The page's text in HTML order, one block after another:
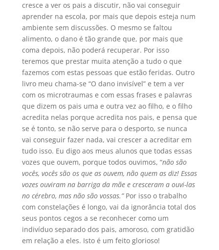
cresce a ver os pais a discutir, não vai conseguir
aprender na escola, por mais que depois esteja num
ambiente sem discussões. O mesmo se faltou
alimento, o dano é tão grande que, por mais que
coma depois, não poderá recuperar. Por isso
teremos que prestar muita atenção a tudo o que
fazemos com estas pessoas que estão feridas. Outro
livro meu chama-se “O dano invisível” e tem a ver
com os microtraumas e com essas frases e palavras
que dizem os pais uma e outra vez ao filho, e o filho
acredita nelas porque acredita nos pais, e pensa que
se é tonto, se não serve para o desporto, se nunca
vai conseguir fazer nada, vai crescer a acreditar em
tudo isso. Eu digo aos meus alunos que todas essas
vozes que ouvem, porque todos ouvimos, “não são
vocês, vocês são os que as ouvem, não quem as diz! Essas
vozes ouviram na barriga da mãe e cresceram a ouvi-las
no cérebro, mas não são vossas.” Por isso o trabalho
com constelações é longo, vai da ignorância total dos
seus pontos cegos a se reconhecer como um
indivíduo separado dos pais, amoroso, com gratidão
em relação a eles. Isto é um feito glorioso!